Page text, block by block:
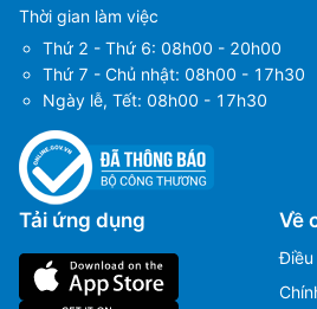
Sân bay Aropa
Sân bay Kiunga(UNG)
Sân bay Moro
Sân bay Girua
Sân bay Tabubil(TBG)
Sân bay Tari (TIZ)
Thời gian làm việc
Thứ 2 - Thứ 6: 08h00 - 20h00
Thứ 7 - Chủ nhật: 08h00 - 17h30
Ngày lễ, Tết: 08h00 - 17h30
Tải ứng dụng Về
Điều